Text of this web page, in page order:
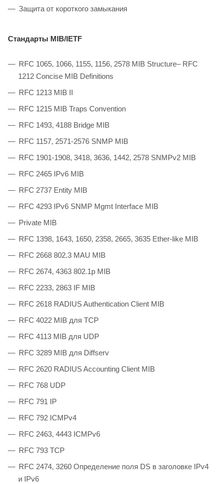
Защита от короткого замыкания
Стандарты MIB/IETF
RFC 1065, 1066, 1155, 1156, 2578 MIB Structure– RFC
1212 Concise MIB Definitions
RFC 1213 MIB II
RFC 1215 MIB Traps Convention
RFC 1493, 4188 Bridge MIB
RFC 1157, 2571-2576 SNMP MIB
RFC 1901-1908, 3418, 3636, 1442, 2578 SNMPv2 MIB
RFC 2465 IPv6 MIB
RFC 2737 Entity MIB
RFC 4293 IPv6 SNMP Mgmt Interface MIB
Private MIB
RFC 1398, 1643, 1650, 2358, 2665, 3635 Ether-like MIB
RFC 2668 802.3 MAU MIB
RFC 2674, 4363 802.1p MIB
RFC 2233, 2863 IF MIB
RFC 2618 RADIUS Authentication Client MIB
RFC 4022 MIB для TCP
RFC 4113 MIB для UDP
RFC 3289 MIB для Diffserv
RFC 2620 RADIUS Accounting Client MIB
RFC 768 UDP
RFC 791 IP
RFC 792 ICMPv4
RFC 2463, 4443 ICMPv6
RFC 793 TCP
RFC 2474, 3260 Определение поля DS в заголовке IPv4
и IPv6